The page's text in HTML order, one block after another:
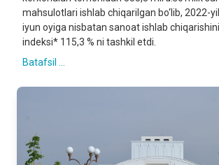
mahsulotlari ishlab chiqarilgan bo‘lib, 2022-
iyun oyiga nisbatan sanoat ishlab
indeksi* 115,3 % ni tashkil etdi.
Batafsil ...